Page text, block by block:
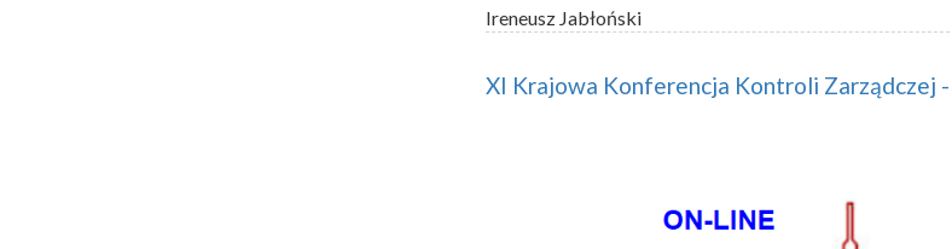
Ireneusz Jabłoński
XI Krajowa Konferencja Kontroli Zarządczej